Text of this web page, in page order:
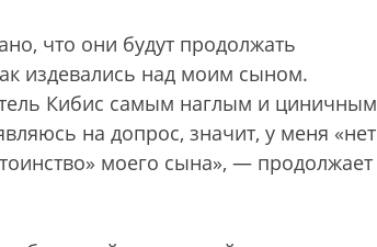
что они будут продолжать
издевались над моим сыном.
Кибис самым наглым и циничным
на допрос, значит, у меня «нет
моего сына», — продолжает